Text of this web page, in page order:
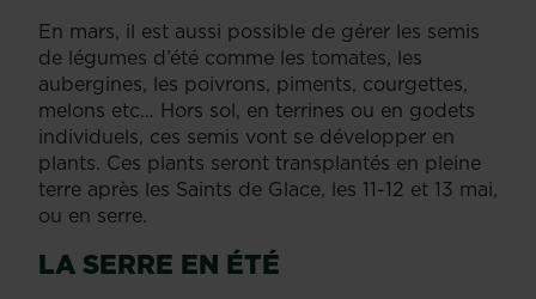
En mars, il est aussi possible de gérer les semis
de légumes d’été comme les tomates, les
aubergines, les poivrons, piments, courgettes,
melons etc… Hors sol, en terrines ou en godets
individuels, ces semis vont se développer en
plants. Ces plants seront transplantés en pleine
terre après les Saints de Glace, les 11-12 et 13 mai,
ou en serre.
LA SERRE EN ÉTÉ